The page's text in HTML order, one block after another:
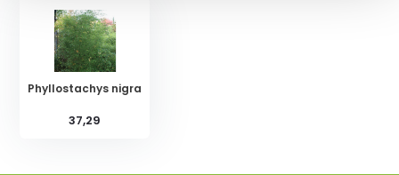
Phyllostachys nigra
37,29